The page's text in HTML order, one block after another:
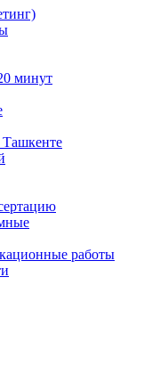
минут
Ташкенте
работы